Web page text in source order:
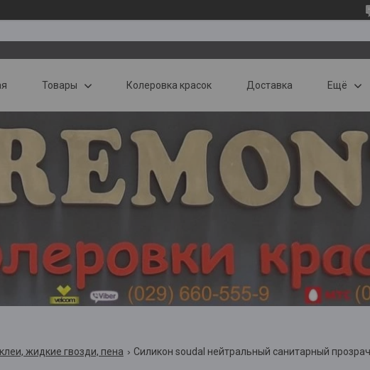
Товары Колеровка красок Доставка Ещё
жидкие гвозди, пена Силикон soudal нейтральный санитарный